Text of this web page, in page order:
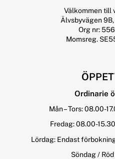
Välkommen till
Älvsbyvägen
Org nr:
Momsreg.
Ordinarie
Mån – Tors: 08.00-
Fredag: 08.00-
Lördag: Endast
Söndag /